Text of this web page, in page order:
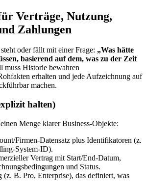
Verträge, Nutzung,
Zahlungen
oder fällt mit einer Frage: „Was hätte
basierend auf dem, was zu der Zeit
muss Historie bewahren
erhalten und jede Aufzeichnung auf
machen.
halten)
Menge klarer Business‑Objekte:
Firmen‑Datensatz plus Identifikatoren (z.
Vertrag mit Start/End‑Datum,
und Status.
(z. B. Pro, Enterprise), das definiert, was